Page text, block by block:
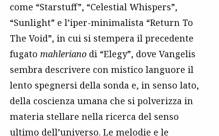
come “Starstuff”, “Celestial Whispers”,
“Sunlight” e l’iper-minimalista “Return To
The Void”, in cui si stempera il precedente
fugato mahleriano di “Elegy”, dove Vangelis
sembra descrivere con mistico languore il
lento spegnersi della sonda e, in senso lato,
della coscienza umana che si polverizza in
materia stellare nella ricerca del senso
ultimo dell’universo. Le melodie e le